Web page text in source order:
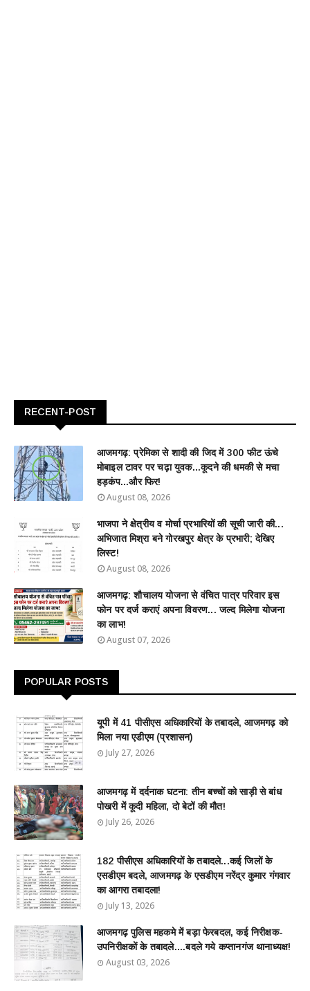
RECENT-POST
आजमगढ़: प्रेमिका से शादी की जिद में 300 फीट ऊंचे
मोबाइल टावर पर चढ़ा युवक...कूदने की धमकी से मचा
हड़कंप...और फिर!
August 08, 2026
भाजपा ने क्षेत्रीय व मोर्चा प्रभारियों की सूची जारी की...
अभिजात मिश्रा बने गोरखपुर क्षेत्र के प्रभारी; देखिए
लिस्ट!
August 08, 2026
आजमगढ़: शौचालय योजना से वंचित पात्र परिवार इस
फोन पर दर्ज कराएं अपना विवरण... जल्द मिलेगा योजना
का लाभ!
August 07, 2026
POPULAR POSTS
यूपी में 41 पीसीएस अधिकारियों के तबादले, आजमगढ़ को
मिला नया एडीएम (प्रशासन)
July 27, 2026
आजमगढ़ में दर्दनाक घटना: तीन बच्चों को साड़ी से बांध
पोखरी में कूदी महिला, दो बेटों की मौत!
July 26, 2026
182 पीसीएस अधिकारियों के तबादले...कई जिलों के
एसडीएम बदले, आजमगढ़ के एसडीएम नरेंद्र कुमार गंगवार
का आगरा तबादला!
July 13, 2026
आजमगढ़ पुलिस महकमे में बड़ा फेरबदल, कई निरीक्षक-
उपनिरीक्षकों के तबादले....बदले गये कप्तानगंज थानाध्यक्ष!
August 03, 2026